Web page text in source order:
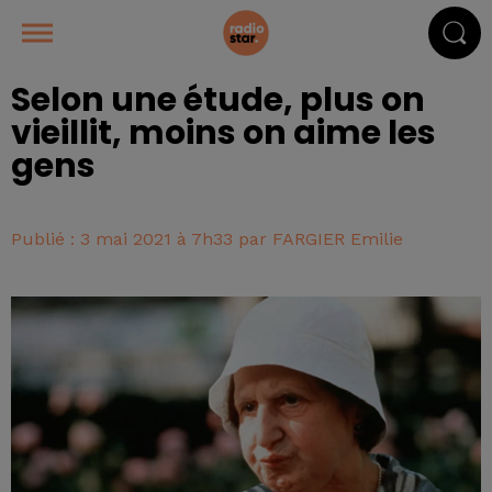
Selon une étude, plus on
vieillit, moins on aime les
gens
Publié : 3 mai 2021 à 7h33 par FARGIER Emilie